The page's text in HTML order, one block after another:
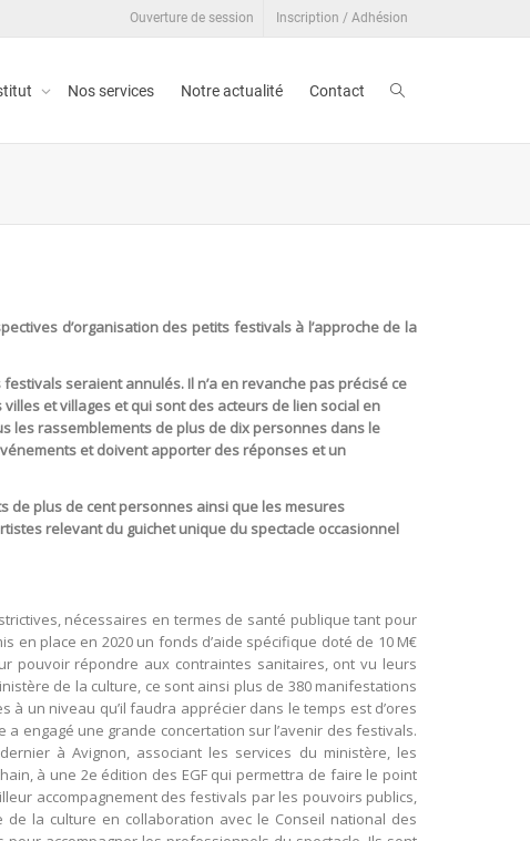
Ouverture de session Inscription / Adhésion
Nos services Notre actualité Contact
d’organisation des petits festivals à l’approche de la
seraient annulés. Il n’a en revanche pas précisé ce
et villages et qui sont des acteurs de lien social en
les rassemblements de plus de dix personnes dans le
et doivent apporter des réponses et un
de plus de cent personnes ainsi que les mesures
relevant du guichet unique du spectacle occasionnel
nécessaires en termes de santé publique tant pour
place en 2020 un fonds d’aide spécifique doté de 10 M€
pouvoir répondre aux contraintes sanitaires, ont vu leurs
de la culture, ce sont ainsi plus de 380 manifestations
à un niveau qu’il faudra apprécier dans le temps est d’ores
engagé une grande concertation sur l’avenir des festivals.
à Avignon, associant les services du ministère, les
à une 2e édition des EGF qui permettra de faire le point
accompagnement des festivals par les pouvoirs publics,
la culture en collaboration avec le Conseil national des